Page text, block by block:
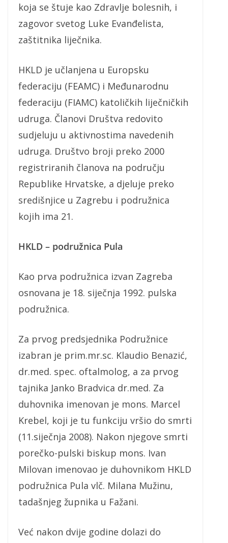
koja se štuje kao Zdravlje bolesnih, i
zagovor svetog Luke Evanđelista,
zaštitnika liječnika.
HKLD je učlanjena u Europsku
federaciju (FEAMC) i Međunarodnu
federaciju (FIAMC) katoličkih liječničkih
udruga. Članovi Društva redovito
sudjeluju u aktivnostima navedenih
udruga. Društvo broji preko 2000
registriranih članova na području
Republike Hrvatske, a djeluje preko
središnjice u Zagrebu i podružnica
kojih ima 21.
HKLD – podružnica Pula
Kao prva podružnica izvan Zagreba
osnovana je 18. siječnja 1992. pulska
podružnica.
Za prvog predsjednika Podružnice
izabran je prim.mr.sc. Klaudio Benazić,
dr.med. spec. oftalmolog, a za prvog
tajnika Janko Bradvica dr.med. Za
duhovnika imenovan je mons. Marcel
Krebel, koji je tu funkciju vršio do smrti
(11.siječnja 2008). Nakon njegove smrti
porečko-pulski biskup mons. Ivan
Milovan imenovao je duhovnikom HKLD
podružnica Pula vlč. Milana Mužinu,
tadašnjeg župnika u Fažani.
Već nakon dvije godine dolazi do